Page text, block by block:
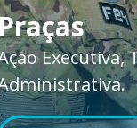
Executiva,